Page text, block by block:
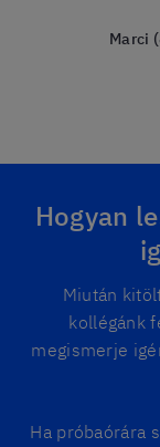
Marci
Hogyan
Miután
kollégánk
megismerje
Ha próbaórára